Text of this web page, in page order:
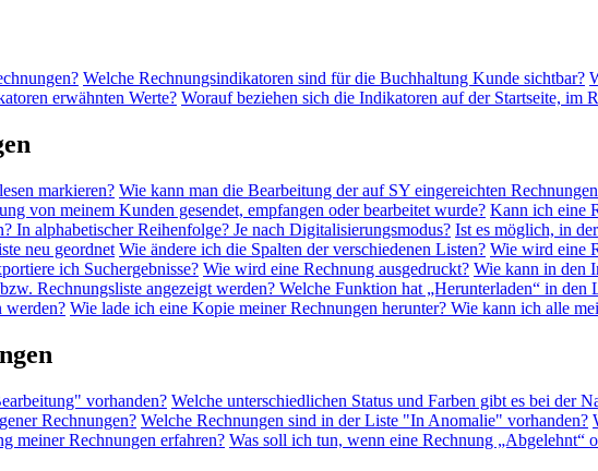
Welche Rechnungsindikatoren sind für die Buchhaltung Kunde sichtbar?
erwähnten Werte? Worauf beziehen sich die Indikatoren auf der Startseite, im
markieren? Wie kann man die Bearbeitung der auf SY eingereichten
von meinem Kunden gesendet, empfangen oder bearbeitet wurde? Kann ich eine
In alphabetischer Reihenfolge? Je nach Digitalisierungsmodus? Ist es möglich, in
neu geordnet Wie ändere ich die Spalten der verschiedenen Listen? Wie wird eine
ich Suchergebnisse? Wie wird eine Rechnung ausgedruckt? Wie kann in den
Rechnungsliste angezeigt werden? Welche Funktion hat „Herunterladen“ in den
werden? Wie lade ich eine Kopie meiner Rechnungen herunter? Wie kann ich alle
vorhanden? Welche unterschiedlichen Status und Farben gibt es bei der
Rechnungen? Welche Rechnungen sind in der Liste "In Anomalie" vorhanden?
meiner Rechnungen erfahren? Was soll ich tun, wenn eine Rechnung „Abgelehnt“